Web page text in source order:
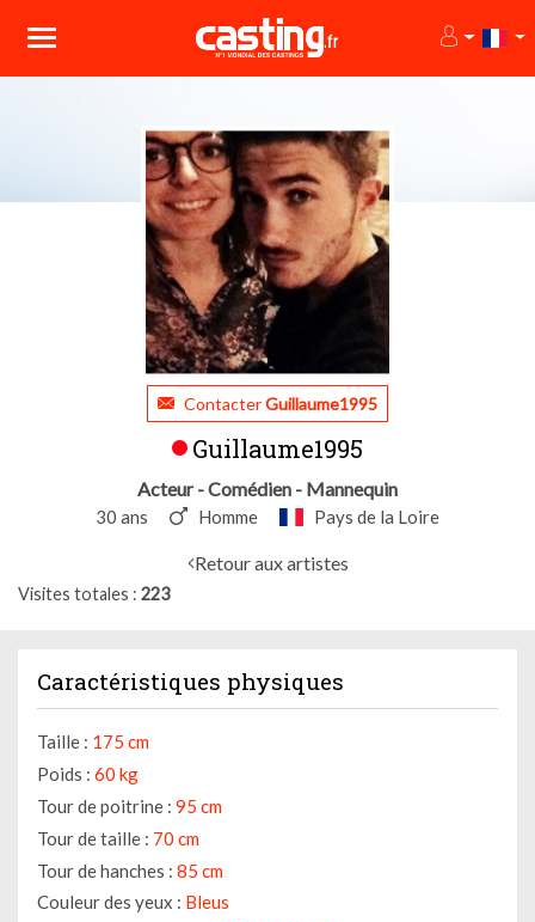
ContacterGuillaume1995
Guillaume1995
Acteur - Comédien - Mannequin
30 ans Homme Pays de la Loire
Retour aux artistes
Visites totales 223
Caractéristiques physiques
Taille : 175 cm
Poids : 60 kg
Tour de poitrine : 95 cm
Tour de taille : 70 cm
Tour de hanches : 85 cm
Couleur des yeux : Bleus